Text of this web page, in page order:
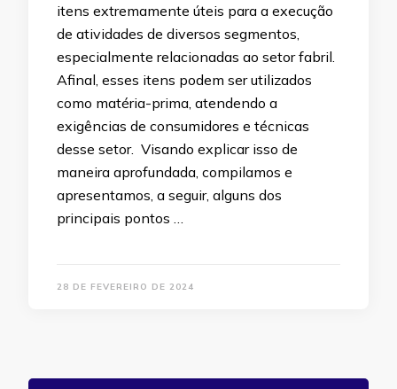
itens extremamente úteis para a execução
de atividades de diversos segmentos,
especialmente relacionadas ao setor fabril.
Afinal, esses itens podem ser utilizados
como matéria-prima, atendendo a
exigências de consumidores e técnicas
desse setor. Visando explicar isso de
maneira aprofundada, compilamos e
apresentamos, a seguir, alguns dos
principais pontos …
28 DE FEVEREIRO DE 2024